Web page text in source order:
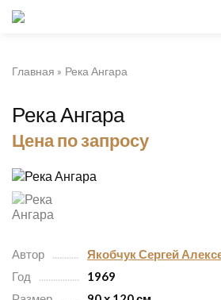
Главная Река Ангара
Река Ангара
Цена по запросу
Автор
Якобчук Сергей
Год
1969